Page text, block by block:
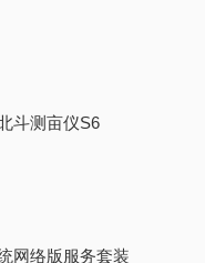
斗测亩仪S6
网络版服务套装